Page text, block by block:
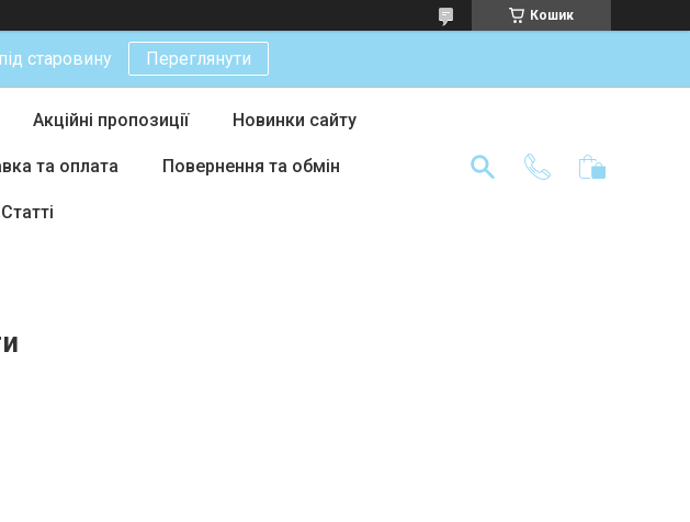
Кошик
старовину Переглянути
Акційні пропозиції Новинки сайту
та оплата Повернення та обмін
Статті